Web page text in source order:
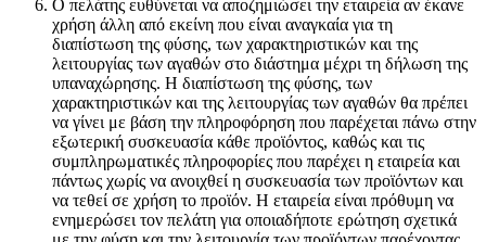
Ο πελάτης ευθύνεται να αποζημιώσει την εταιρεία αν έκανε
χρήση άλλη από εκείνη που είναι αναγκαία για τη
διαπίστωση της φύσης, των χαρακτηριστικών και της
λειτουργίας των αγαθών στο διάστημα μέχρι τη δήλωση της
υπαναχώρησης. Η διαπίστωση της φύσης, των
χαρακτηριστικών και της λειτουργίας των αγαθών θα πρέπει
να γίνει με βάση την πληροφόρηση που παρέχεται πάνω στην
εξωτερική συσκευασία κάθε προϊόντος, καθώς και τις
συμπληρωματικές πληροφορίες που παρέχει η εταιρεία και
πάντως χωρίς να ανοιχθεί η συσκευασία των προϊόντων και
να τεθεί σε χρήση το προϊόν. Η εταιρεία είναι πρόθυμη να
ενημερώσει τον πελάτη για οποιαδήποτε ερώτηση σχετικά